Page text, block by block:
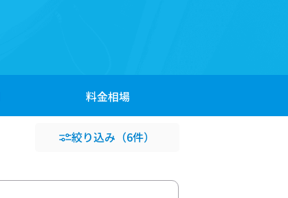
料金相場
絞り込み （6件）